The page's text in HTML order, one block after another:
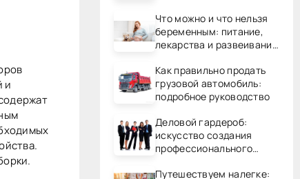
и
Что можно и что нельзя
беременным: питание,
лекарства и развеивание
Как правильно продать
грузовой автомобиль:
подробное руководство
Деловой гардероб:
искусство создания
профессионального
Путешествуем налегке: